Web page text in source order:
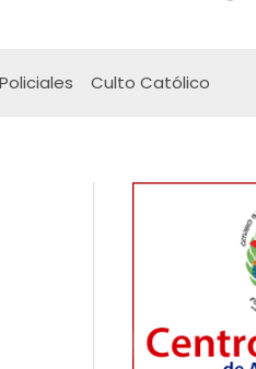
Policiales Culto Católico